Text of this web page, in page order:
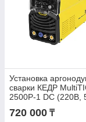
Установка
сварки КЕДР
2500P-1 DC (220В,
250А, с горелкой)
720 000 ₸